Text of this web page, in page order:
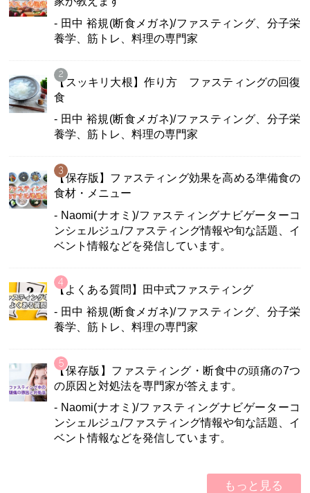
- 田中 裕規(断食メガネ)/ファスティング、分子栄
養学、筋トレ、料理の専門家
【スッキリ大根】作り方 ファスティングの回復
食
- 田中 裕規(断食メガネ)/ファスティング、分子栄
養学、筋トレ、料理の専門家
【保存版】ファスティング効果を高める準備食の
食材・メニュー
- Naomi(ナオミ)/ファスティングナビゲーターコ
ンシェルジュ/ファスティング情報や旬な話題、イ
ベント情報などを発信しています。
【よくある質問】田中式ファスティング
- 田中 裕規(断食メガネ)/ファスティング、分子栄
養学、筋トレ、料理の専門家
【保存版】ファスティング・断食中の頭痛の7つ
の原因と対処法を専門家が答えます。
- Naomi(ナオミ)/ファスティングナビゲーターコ
ンシェルジュ/ファスティング情報や旬な話題、イ
ベント情報などを発信しています。
もっと見る